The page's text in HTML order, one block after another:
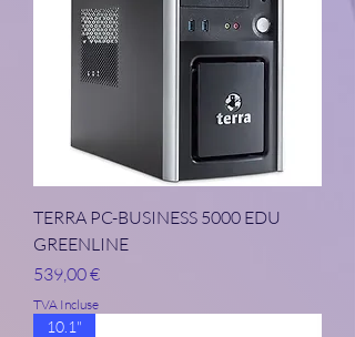
TERRA PC-BUSINESS 5000 EDU
GREENLINE
Prix
539,00 €
TVA Incluse
10.1"